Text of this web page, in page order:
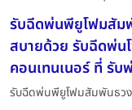
รับฉีดพ่นพียูโฟมสัม
สบายด้วย รับฉีดพ่น
คอนเทนเนอร์ ที่ รั
รับฉีดพ่นพียูโฟมสัมพันธวง